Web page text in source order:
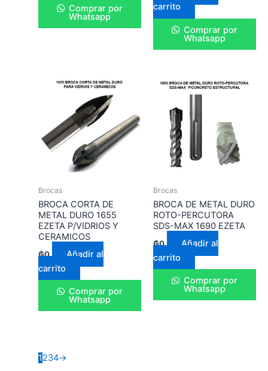
Comprar por
Whatsapp
carrito
Comprar por
Whatsapp
Brocas
BROCA CORTA DE
METAL DURO 1655
EZETA P/VIDRIOS Y
CERAMICOS
₲0
Añadir al
carrito
Comprar por
Whatsapp
Brocas
BROCA DE METAL DURO
ROTO-PERCUTORA
SDS-MAX 1690 EZETA
₲0
Añadir al
carrito
Comprar por
Whatsapp
1234→